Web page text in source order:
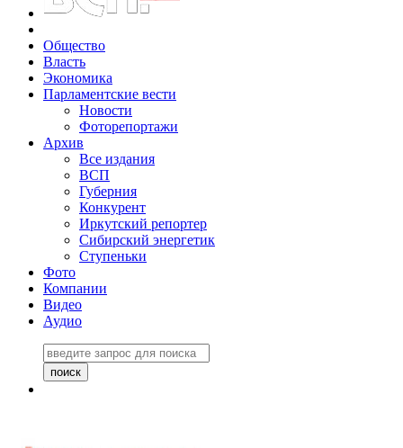
Общество
Власть
Экономика
Парламентские вести
Новости
Фоторепортажи
Архив
Все издания
ВСП
Губерния
Конкурент
Иркутский репортер
Сибирский энергетик
Ступеньки
Фото
Компании
Видео
Аудио